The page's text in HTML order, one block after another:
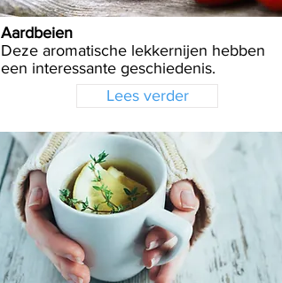
Aardbeien
Deze aromatische lekkernijen hebben
een interessante geschiedenis.
Lees verder